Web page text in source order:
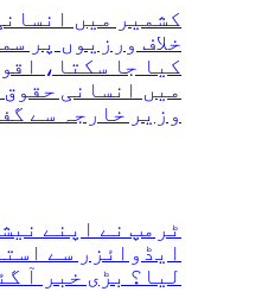
کشمیر میں
خلاف ورزیوں پر
کیا جا سکتا،
میں انسانی
وزیر خارجہ سے
ٹرمپ نے اپنے
ایڈوائزر سے
لیا؟ بڑی خبر آ